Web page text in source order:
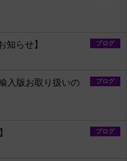
ブログ
知らせ】
ブログ
入版お取り扱いの
ブログ